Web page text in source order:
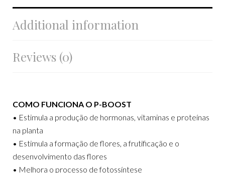
Additional information
Reviews (0)
COMO FUNCIONA O P-BOOST
• Estimula a produção de hormonas, vitaminas e proteínas
na planta
• Estimula a formação de flores, a frutificação e o
desenvolvimento das flores
• Melhora o processo de fotossíntese